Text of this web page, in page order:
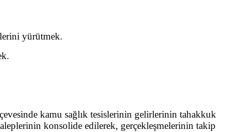
yürütmek.
kamu sağlık tesislerinin gelirlerinin tahakkuk
konsolide edilerek, gerçekleşmelerinin takip